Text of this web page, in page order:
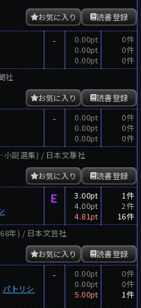
読書登録
お気に入り
-
0.00pt
0.00pt
0.00pt
0件
0件
0件
社
読書登録
お気に入り
-
0.00pt
0.00pt
0.00pt
0件
0件
0件
説選集) / 日本文華社
読書登録
お気に入り
E
3.00pt
4.00pt
4.81pt
1件
2件
16件
年) / 日本文芸社
読書登録
お気に入り
パトリシ
-
0.00pt
0.00pt
5.00pt
0件
0件
1件